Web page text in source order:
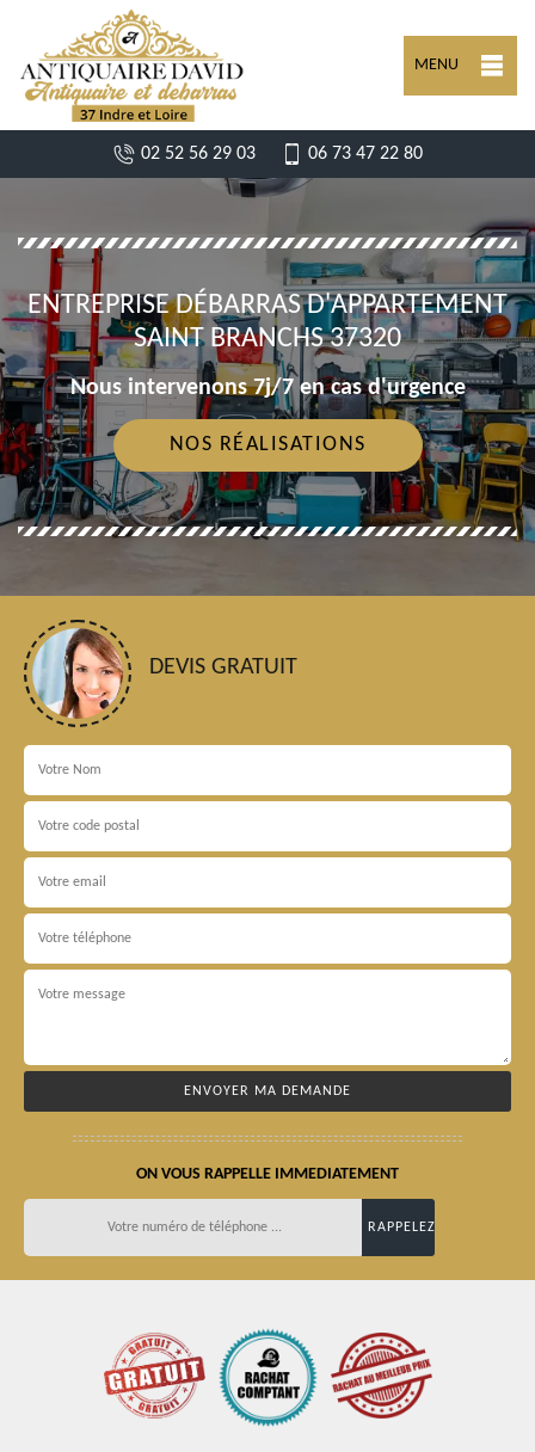
MENU
02 52 56 29 03 06 73 47 22 80
ENTREPRISE DÉBARRAS D'APPARTEMENT
SAINT BRANCHS 37320
Nous intervenons 7j/7 en cas d'urgence
NOS RÉALISATIONS
DEVIS GRATUIT
ON VOUS RAPPELLE IMMEDIATEMENT